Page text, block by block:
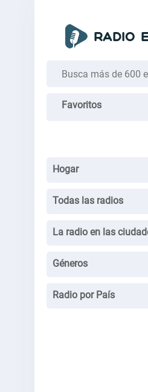
Favoritos
Hogar
Todas las radios
La radio en las
Géneros
Radio por País